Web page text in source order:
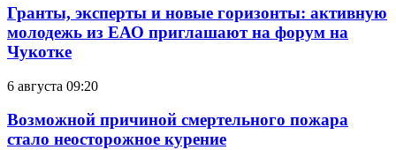
Гранты, эксперты и новые горизонты: активную
молодежь из ЕАО приглашают на форум на
Чукотке
6 августа 09:20
Возможной причиной смертельного пожара
стало неосторожное курение